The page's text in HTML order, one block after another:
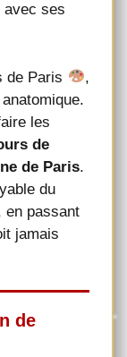
avec ses
de Paris
,
les
de
de Paris.
du
en passant
jamais
de